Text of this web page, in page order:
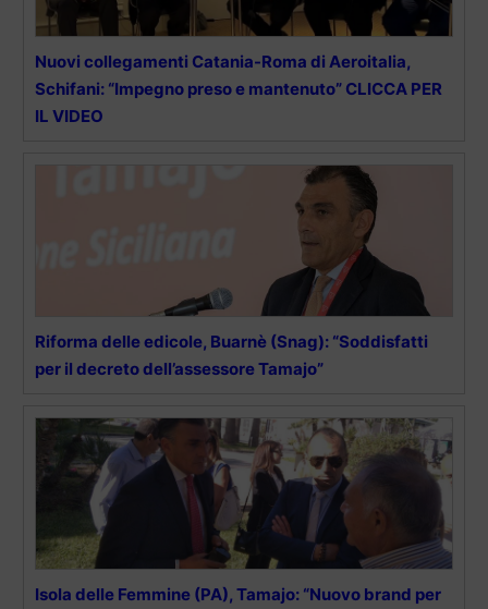
Nuovi collegamenti Catania-Roma di Aeroitalia,
Schifani: “Impegno preso e mantenuto” CLICCA PER
IL VIDEO
Riforma delle edicole, Buarnè (Snag): “Soddisfatti
per il decreto dell’assessore Tamajo”
Isola delle Femmine (PA), Tamajo: “Nuovo brand per